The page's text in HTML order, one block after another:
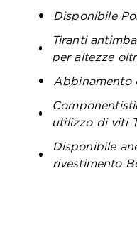
Disponibile
Tiranti
per altezze
Abbinamento
utilizzo di viti
Disponibile
rivestimento